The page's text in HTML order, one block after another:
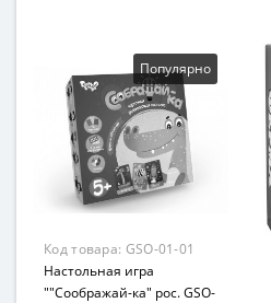
Развивающие
Возраст
От 7 лет
Материал
Картон
Популярно
Код товара: GSO-01-01
Настольная игра
""Соображай-ка" рос. GSO-